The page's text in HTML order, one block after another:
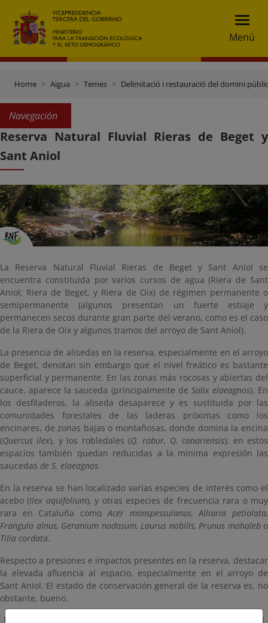
Menú
Home Aigua Temes Delimitació i restauració del domini
Navegación
Reserva Natural Fluvial Rieras de Beget y
Sant Aniol
La Reserva Natural Fluvial Rieras de Beget y Sant Aniol se
encuentra constituida por varios cursos de agua (Riera de Sant
Aniol; Riera de Beget, y Riera de Oix) de régimen permanente o
semipermanente (algunos presentan un fuerte estiaje y
permanecen secos durante gran parte del verano, como es el caso
de la Riera de Oix y algunos tramos del arroyo de Sant Aniol).
La presencia de alisedas en la reserva, especialmente en el arroyo
de Beget, denotan sin embargo que el nivel freático es bastante
superficial y permanente. En las zonas más rocosas y abiertas del
cauce, aparece la sauceda (principalmente de Salix elaeagnos). En
los desfiladeros, la aliseda desaparece y es sustituida por las
comunidades forestales de las laderas próximas como los
encinares, de zonas bajas o montañosas, donde domina la encina
(Quercus ilex), y los robledales (Q. robur, Q. canariensis); en estos
espacios también quedan reducidas a la mínima expresión las
saucedas de S. elaeagnos.
En la reserva se han localizado varias especies de interés como el
acebo (Ilex aquifolium), y otras especies de frecuencia rara o muy
rara en Cataluña comoAcer monspessulanus, Alliaria petiolata,
Frangula alnus, Geranium nodosum, Laurus nobilis, Prunus mahalebo
Tilia cordata.
Respecto a presiones e impactos presentes en la reserva, destacar
la elevada afluencia al espacio, especialmente en el arroyo de
Sant Aniol. El estado de conservación general de la reserva es, no
obstante, bueno.